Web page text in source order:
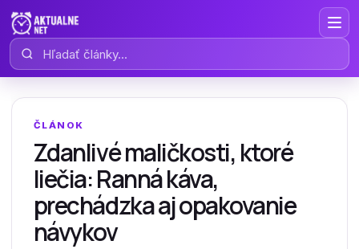
Hľadať články
ČLÁNOK
Zdanlivé maličkosti, ktoré
liečia: Ranná káva,
prechádzka aj opakovanie
návykov